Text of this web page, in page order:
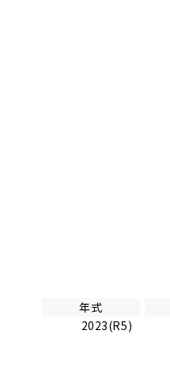
年式
2023(R5)